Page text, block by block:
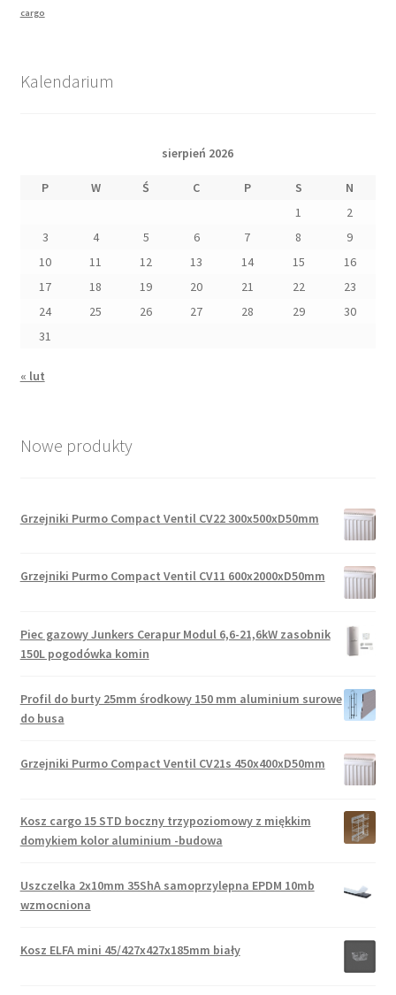
cargo
Kalendarium
sierpień 2026
P W Ś C P S
N
1
2
3
4 5 6 7 8
9
10
11 12 13 14 15
16
17
18 19 20 21 22
23
24
25 26 27 28 29
30
31
« lut
Nowe produkty
Grzejniki Purmo Compact Ventil CV22 300x500xD50mm
Grzejniki Purmo Compact Ventil CV11 600x2000xD50mm
Piec gazowy Junkers Cerapur Modul 6,6-21,6kW zasobnik
150L pogodówka komin
Profil do burty 25mm środkowy 150 mm aluminium surowe
do busa
Grzejniki Purmo Compact Ventil CV21s 450x400xD50mm
Kosz cargo 15 STD boczny trzypoziomowy z miękkim
domykiem kolor aluminium -budowa
Uszczelka 2x10mm 35ShA samoprzylepna EPDM 10mb
wzmocniona
Kosz ELFA mini 45/427x427x185mm biały